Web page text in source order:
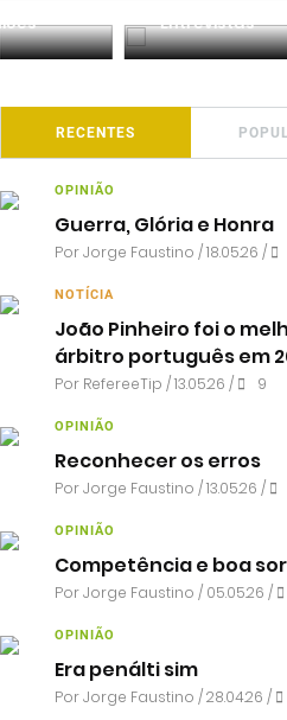
Entrevistas
RECENTES
OPINIÃO
Guerra, Glória e Honra
PorJorge Faustino / 18.05.26 /
NOTÍCIA
João Pinheiro foi o
árbitro português em
Por RefereeTip / 13.05.26 / 9
OPINIÃO
Reconhecer os erros
PorJorge Faustino / 13.05.26 /
OPINIÃO
Competência e boa
PorJorge Faustino / 05.05.26 /
OPINIÃO
Era penálti sim
PorJorge Faustino / 28.04.26 /